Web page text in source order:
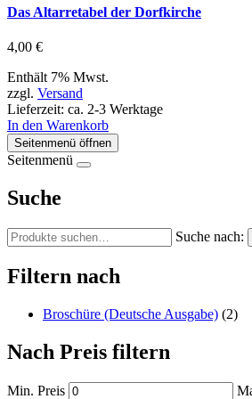
Das Altarretabel der Dorfkirche
4,00 €
Enthält 7% Mwst.
zzgl. Versand
Lieferzeit: ca. 2-3 Werktage
In den Warenkorb
Seitenmenü öffnen
Seitenmenü
Suche
Suche nach:
Filtern nach
Broschüre (Deutsche Ausgabe) (2)
Nach Preis filtern
Min. Preis